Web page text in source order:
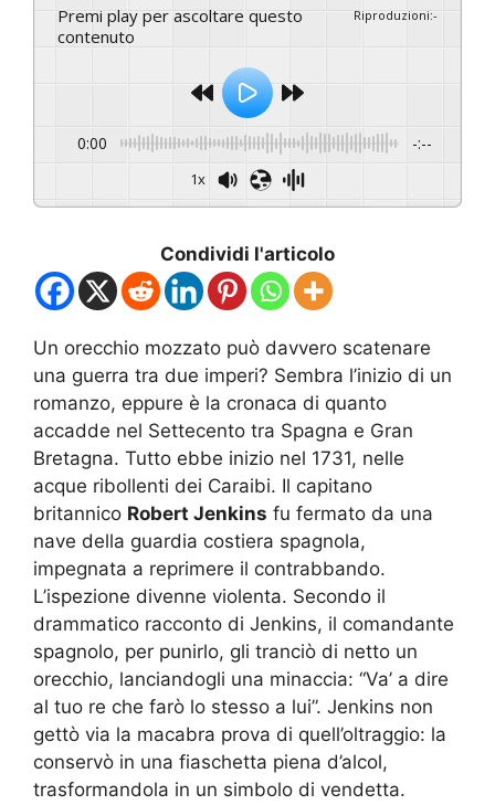
Premi play per ascoltare questo
contenuto
Riproduzioni:-
0:00 -:--
1x
Condividi l'articolo
Un orecchio mozzato può davvero scatenare
una guerra tra due imperi? Sembra l’inizio di un
romanzo, eppure è la cronaca di quanto
accadde nel Settecento tra Spagna e Gran
Bretagna. Tutto ebbe inizio nel 1731, nelle
acque ribollenti dei Caraibi. Il capitano
britannico Robert Jenkins fu fermato da una
nave della guardia costiera spagnola,
impegnata a reprimere il contrabbando.
L’ispezione divenne violenta. Secondo il
drammatico racconto di Jenkins, il comandante
spagnolo, per punirlo, gli tranciò di netto un
orecchio, lanciandogli una minaccia: “Va’ a dire
al tuo re che farò lo stesso a lui”. Jenkins non
gettò via la macabra prova di quell’oltraggio: la
conservò in una fiaschetta piena d’alcol,
trasformandola in un simbolo di vendetta.